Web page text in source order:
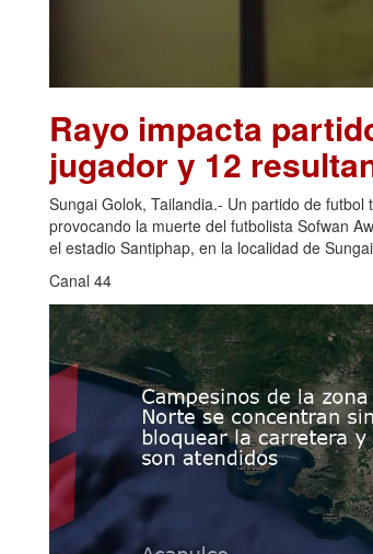
Rayo impacta
jugador y 12
Sungai Golok, Tailandia.- Un partido de
provocando la muerte del futbolista Sofwan
el estadio Santiphap, en la localidad de
Canal 44